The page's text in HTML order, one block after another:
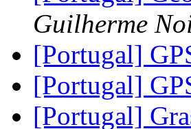
Guilherme
[Portugal]
[Portugal]
[Portugal]